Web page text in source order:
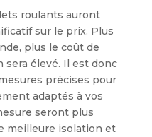
roulants auront
sur le prix. Plus
plus le coût de
sera élevé. Il est donc
précises pour
adaptés à vos
seront plus
meilleure isolation et